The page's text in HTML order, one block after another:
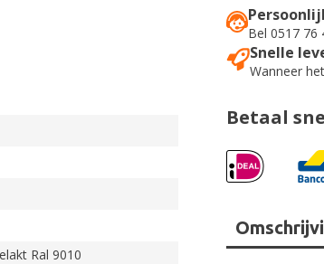
Ral 9010
Bel 0517 76
Snelle
Wanneer
Betaal